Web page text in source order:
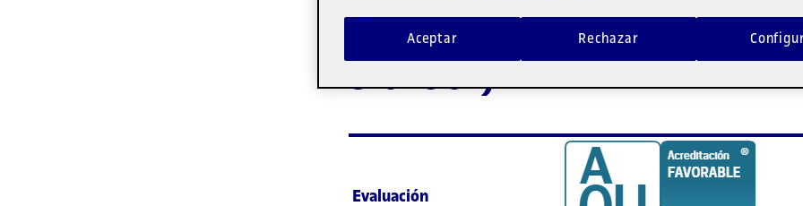
Grado en Psicología - (en
extinción)
Evaluación
Rechazar
Aceptar